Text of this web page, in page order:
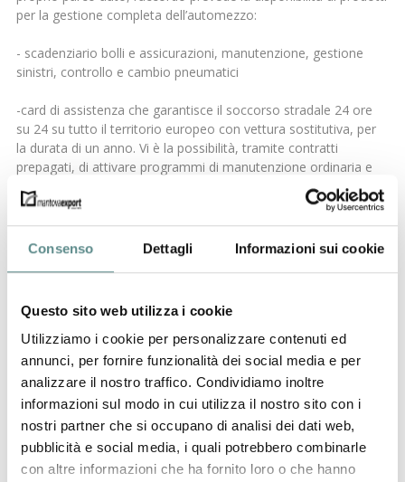
Consenso Dettagli Informazioni sui cookie
Questo sito web utilizza i cookie
Utilizziamo i cookie per personalizzare contenuti ed
annunci, per fornire funzionalità dei social media e per
analizzare il nostro traffico. Condividiamo inoltre
informazioni sul modo in cui utilizza il nostro sito con i
nostri partner che si occupano di analisi dei dati web,
pubblicità e social media, i quali potrebbero combinarle
con altre informazioni che ha fornito loro o che hanno
per la gestione completa dell’automezzo:
- scadenziario bolli e assicurazioni, manutenzione, gestione
sinistri, controllo e cambio pneumatici
-card di assistenza che garantisce il soccorso stradale 24 ore
su 24 su tutto il territorio europeo con vettura sostitutiva, per
la durata di un anno. Vi è la possibilità, tramite contratti
prepagati, di attivare programmi di manutenzione ordinaria e
L’accordo prevede, inoltre, il recupero ed il trasporto di
automezzi in avaria anche a lunga distanza, applicando uno
sconto pari al 20% rispetto alle tariffe ANCSA ufficiali. Per
Centro Servizi Mary Rent- cell. 335/8409294, tel. 0376/381293,
fax. 0376/268098, e-mail: noleggio@maryrent.it specificando di
essere associati a Mantova Export, oppure telefonare a
Mantova Export, Sig.ra Eleonora Mari (tel. 0376-326207). Con i
A. Dotti
(Direttore)